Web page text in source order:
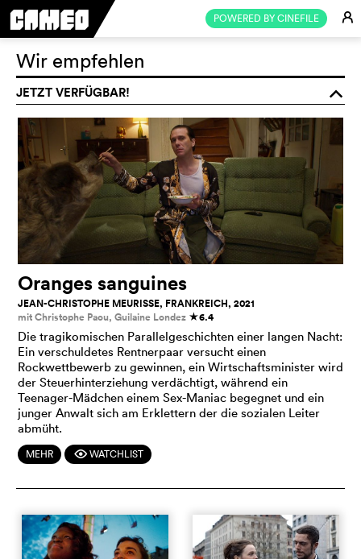
POWERED BY CINEFILE E
Wir empfehlen
JETZT VERFÜGBAR! o
Oranges sanguines
JEAN-CHRISTOPHE MEURISSE, FRANKREICH, 2021
mit Christophe Paou, Guilaine Londez c6.4
Die tragikomischen Parallelgeschichten einer langen Nacht:
Ein verschuldetes Rentnerpaar versucht einen
Rockwettbewerb zu gewinnen, ein Wirtschaftsminister wird
der Steuerhinterziehung verdächtigt, während ein
Teenager-Mädchen einem Sex-Maniac begegnet und ein
junger Anwalt sich am Erklettern der die sozialen Leiter
abmüht.
MEHR FWATCHLIST